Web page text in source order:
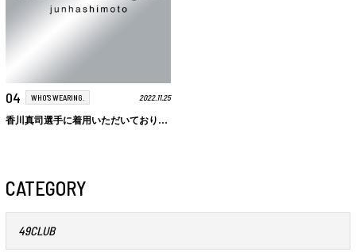
04 WHO'S WEARING. 2022.11.25
香川真司選手に着用いただいております。
CATEGORY
49CLUB